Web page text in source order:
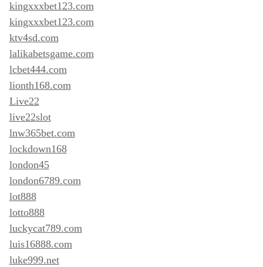
kingxxxbet123.com
kingxxxbet123.com
ktv4sd.com
lalikabetsgame.com
lcbet444.com
lionth168.com
Live22
live22slot
lnw365bet.com
lockdown168
london45
london6789.com
lot888
lotto888
luckycat789.com
luis16888.com
luke999.net